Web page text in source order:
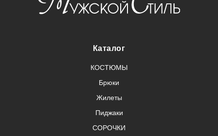
Каталог
КОСТЮМЫ
Брюки
Жилеты
Пиджаки
СОРОЧКИ